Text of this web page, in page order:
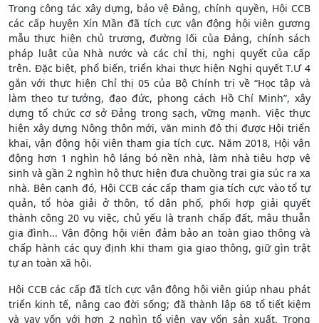
Trong công tác xây dựng, bảo vệ Đảng, chính quyền, Hội CCB
các cấp huyện Xín Mần đã tích cực vận động hội viên gương
mẫu thực hiện chủ trương, đường lối của Đảng, chính sách
pháp luật của Nhà nước và các chỉ thị, nghị quyết của cấp
trên. Đặc biệt, phổ biến, triển khai thực hiện Nghị quyết T.Ư 4
gắn với thực hiện Chỉ thị 05 của Bộ Chính trị về “Học tập và
làm theo tư tưởng, đạo đức, phong cách Hồ Chí Minh”, xây
dựng tổ chức cơ sở Đảng trong sạch, vững mạnh. Việc thực
hiện xây dựng Nông thôn mới, văn minh đô thị được Hội triển
khai, vận động hội viên tham gia tích cực. Năm 2018, Hội vận
động hơn 1 nghìn hộ láng bó nền nhà, làm nhà tiêu hợp vệ
sinh và gần 2 nghìn hộ thực hiện đưa chuồng trại gia súc ra xa
nhà. Bên cạnh đó, Hội CCB các cấp tham gia tích cực vào tổ tự
quản, tổ hòa giải ở thôn, tổ dân phố, phối hợp giải quyết
thành công 20 vụ việc, chủ yếu là tranh chấp đất, mâu thuẫn
gia đình... Vận động hội viên đảm bảo an toàn giao thông và
chấp hành các quy định khi tham gia giao thông, giữ gìn trật
tự an toàn xã hội.
Hội CCB các cấp đã tích cực vận động hội viên giúp nhau phát
triển kinh tế, nâng cao đời sống; đã thành lập 68 tổ tiết kiệm
và vay vốn với hơn 2 nghìn tổ viên vay vốn sản xuất. Trong